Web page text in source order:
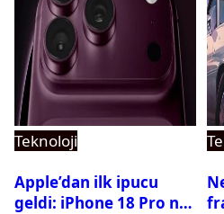
Teknoloji
Apple’dan ilk ipucu
geldi: iPhone 18 Pro ne